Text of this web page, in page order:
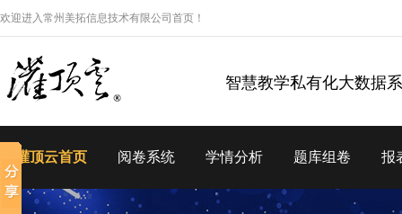
欢迎进入常州美拓信息技术有限公司首页！
智慧教学私有化大数据
灌顶云首页 阅卷系统 学情分析 题库组卷 报